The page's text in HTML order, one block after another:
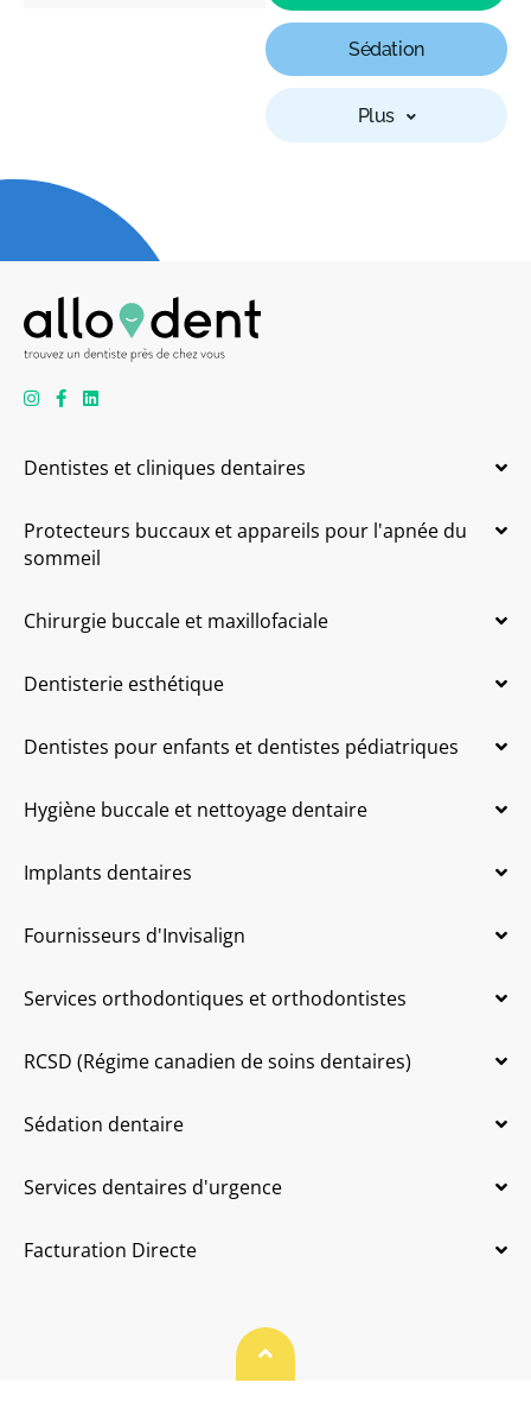
Sédation
Plus
Dentistes et cliniques dentaires
Protecteurs buccaux et appareils pour l'apnée du
sommeil
Chirurgie buccale et maxillofaciale
Dentisterie esthétique
Dentistes pour enfants et dentistes pédiatriques
Hygiène buccale et nettoyage dentaire
Implants dentaires
Fournisseurs d'Invisalign
Services orthodontiques et orthodontistes
RCSD (Régime canadien de soins dentaires)
Sédation dentaire
Services dentaires d'urgence
Facturation Directe
Haut de page